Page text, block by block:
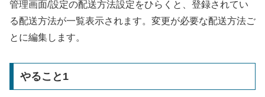
管理画面/設定の配送方法設定をひらくと、登録されてい
る配送方法が一覧表示されます。変更が必要な配送方法ご
とに編集します。
やること1